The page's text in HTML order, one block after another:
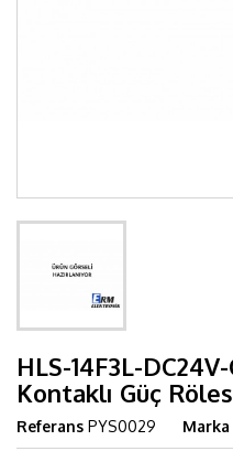
HLS-14F3L-
Kontaklı Güç
Referans PYS0029 Marka